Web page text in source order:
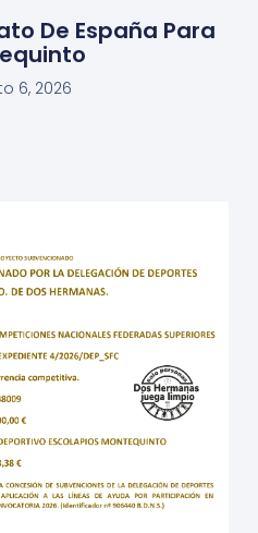
De España Para
6, 2026